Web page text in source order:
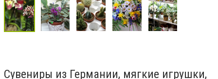
Сувениры из Германии, мягкие игрушки,